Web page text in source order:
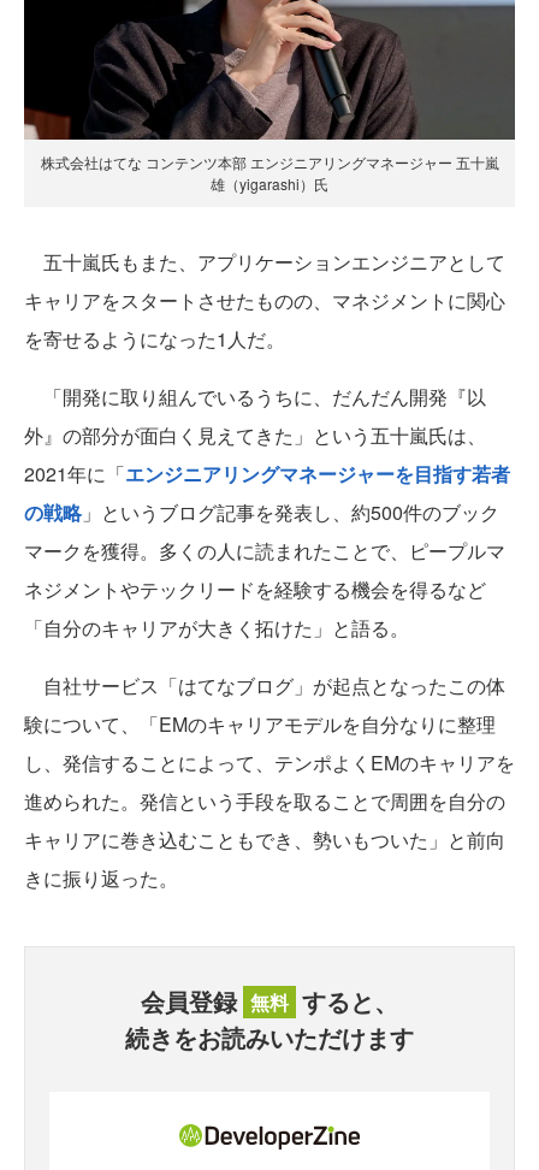
株式会社はてな コンテンツ本部 エンジニアリングマネージャー 五十嵐
雄（yigarashi）氏
五十嵐氏もまた、アプリケーションエンジニアとして
キャリアをスタートさせたものの、マネジメントに関心
を寄せるようになった1人だ。
「開発に取り組んでいるうちに、だんだん開発『以
外』の部分が面白く見えてきた」という五十嵐氏は、
2021年に「エンジニアリングマネージャーを目指す若者
の戦略」というブログ記事を発表し、約500件のブック
マークを獲得。多くの人に読まれたことで、ピープルマ
ネジメントやテックリードを経験する機会を得るなど
「自分のキャリアが大きく拓けた」と語る。
自社サービス「はてなブログ」が起点となったこの体
験について、「EMのキャリアモデルを自分なりに整理
し、発信することによって、テンポよくEMのキャリアを
進められた。発信という手段を取ることで周囲を自分の
キャリアに巻き込むこともでき、勢いもついた」と前向
きに振り返った。
会員登録 無料 すると、
続きをお読みいただけます